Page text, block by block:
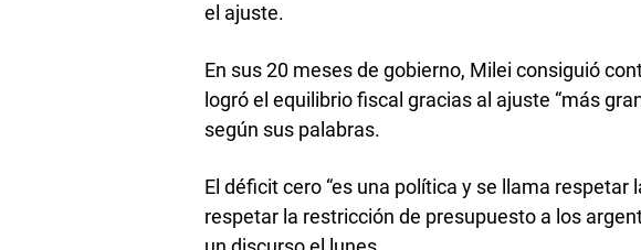
el ajuste.
En sus 20 meses de gobierno, Milei consiguió
logró el equilibrio fiscal gracias al ajuste “más
según sus palabras.
El déficit cero “es una política y se llama
respetar la restricción de presupuesto a los